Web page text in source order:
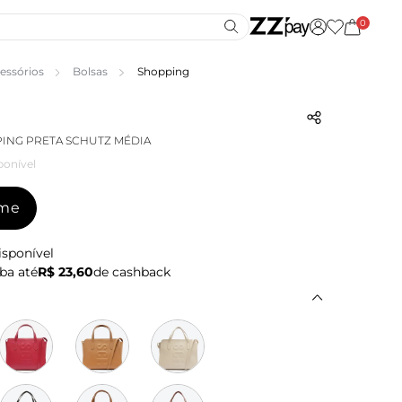
0
Bolsas Shopping
PRETA SCHUTZ MÉDIA
atéR$ 23,60de cashback